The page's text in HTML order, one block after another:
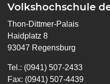
Volkshochschule
Thon-Dittmer-Palais
Haidplatz 8
93047 Regensburg
Tel.: (0941) 507-2433
Fax: (0941) 507-4439